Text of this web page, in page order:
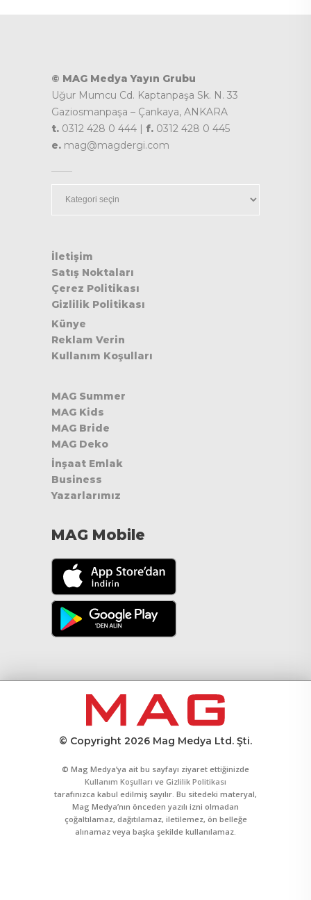
© MAG Medya Yayın Grubu
Uğur Mumcu Cd. Kaptanpaşa Sk. N. 33
Gaziosmanpaşa – Çankaya, ANKARA
t. 0312 428 0 444 | f. 0312 428 0 445
e. mag@magdergi.com
İletişim
Satış Noktaları
Çerez Politikası
Gizlilik Politikası
Künye
Reklam Verin
Kullanım Koşulları
MAG Summer
MAG Kids
MAG Bride
MAG Deko
İnşaat Emlak
Business
Yazarlarımız
MAG Mobile
© Copyright 2026 Mag Medya Ltd. Şti.
© Mag Medya’ya ait bu sayfayı ziyaret ettiğinizde
Kullanım Koşulları ve Gizlilik Politikası
tarafınızca kabul edilmiş sayılır. Bu sitedeki materyal,
Mag Medya’nın önceden yazılı izni olmadan
çoğaltılamaz, dağıtılamaz, iletilemez, ön belleğe
alınamaz veya başka şekilde kullanılamaz.